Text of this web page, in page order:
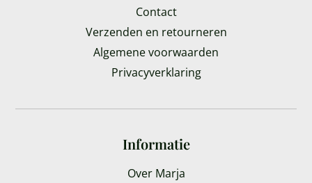
Contact
Verzenden en retourneren
Algemene voorwaarden
Privacyverklaring
Informatie
Over Marja